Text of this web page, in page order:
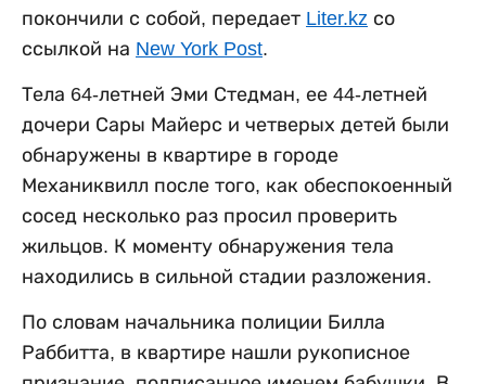
покончили с собой, передает Liter.kz со
ссылкой на New York Post.
Тела 64-летней Эми Стедман, ее 44-летней
дочери Сары Майерс и четверых детей были
обнаружены в квартире в городе
Механиквилл после того, как обеспокоенный
сосед несколько раз просил проверить
жильцов. К моменту обнаружения тела
находились в сильной стадии разложения.
По словам начальника полиции Билла
Раббитта, в квартире нашли рукописное